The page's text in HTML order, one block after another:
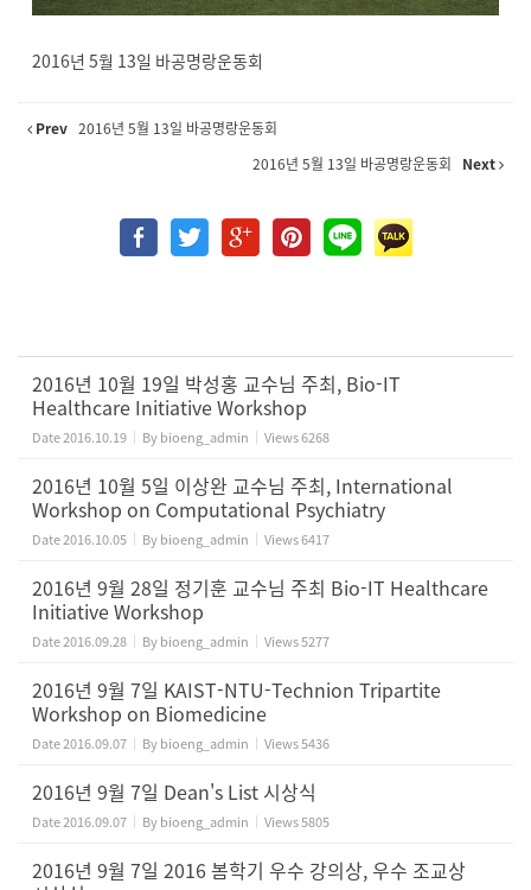
2016년 5월 13일 바공명랑운동회
Prev 2016년 5월 13일 바공명랑운동회
2016년 5월 13일 바공명랑운동회
Next
2016년 10월 19일 박성홍 교수님 주최, Bio-IT
Healthcare Initiative Workshop
Date2016.10.19 Bybioeng_admin Views6268
2016년 10월 5일 이상완 교수님 주최, International
Workshop on Computational Psychiatry
Date2016.10.05 Bybioeng_admin Views6417
2016년 9월 28일 정기훈 교수님 주최 Bio-IT Healthcare
Initiative Workshop
Date2016.09.28 Bybioeng_admin Views5277
2016년 9월 7일 KAIST-NTU-Technion Tripartite
Workshop on Biomedicine
Date2016.09.07 Bybioeng_admin Views5436
2016년 9월 7일 Dean's List 시상식
Date2016.09.07 Bybioeng_admin Views5805
2016년 9월 7일 2016 봄학기 우수 강의상, 우수 조교상